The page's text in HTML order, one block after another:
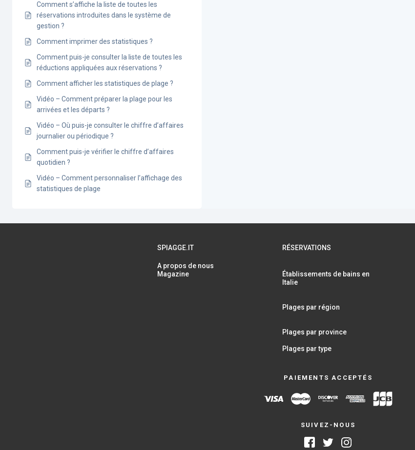
Comment s’affiche la liste de toutes les
réservations introduites dans le système de
gestion ?
Comment imprimer des statistiques ?
Comment puis-je consulter la liste de toutes les
réductions appliquées aux réservations ?
Comment afficher les statistiques de plage ?
Vidéo – Comment préparer la plage pour les
arrivées et les départs ?
Vidéo – Où puis-je consulter le chiffre d’affaires
journalier ou périodique ?
Comment puis-je vérifier le chiffre d’affaires
quotidien ?
Vidéo – Comment personnaliser l’affichage des
statistiques de plage
SPIAGGE.IT
A propos de nous
Magazine
RÉSERVATIONS
Établissements de bains en
Italie
Plages par région
Plages par province
Plages par type
PAIEMENTS ACCEPTÉS
SUIVEZ-NOUS